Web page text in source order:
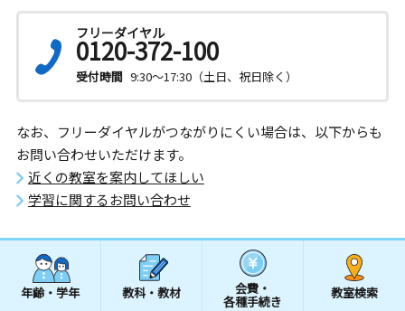
フリーダイヤル
0120-372-100
受付時間 9:30～17:30（土日、祝日除く）
なお、フリーダイヤルがつながりにくい場合は、以下からも
お問い合わせいただけます。
近くの教室を案内してほしい
学習に関するお問い合わせ
年齢・学年 教科・教材 会費・
各種手続き
教室検索